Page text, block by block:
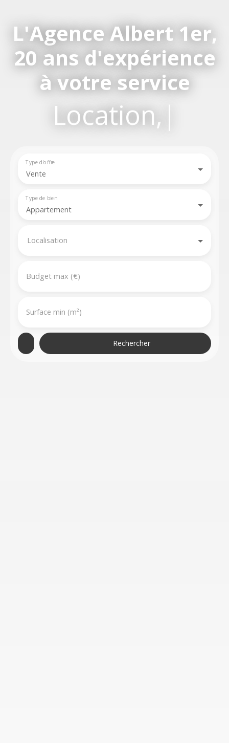
L'Agence Albert 1er,
20 ans d'expérience
à votre service
Gestio|
Vente
Type d'offre
Appartement
Type de bien
Localisation
Budget max (€)
Surface min (m²)
Rechercher